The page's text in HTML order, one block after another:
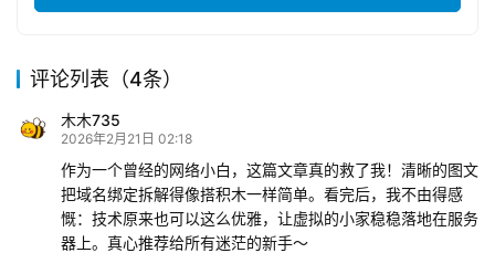
评论列表（4条）
木木735
2026年2月21日 02:18
作为一个曾经的网络小白，这篇文章真的救了我！清晰的图文
把域名绑定拆解得像搭积木一样简单。看完后，我不由得感
慨：技术原来也可以这么优雅，让虚拟的小家稳稳落地在服务
器上。真心推荐给所有迷茫的新手～